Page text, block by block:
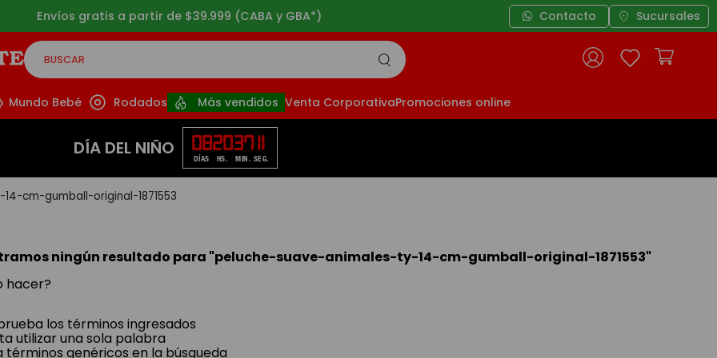
Envíos gratis a partir de $39.999 (CABA y GBA*) Contacto Sucursales
BUSCAR
Mundo Bebé Rodados Más vendidos Venta CorporativaPromociones online
DÍA DEL NIÑO 08
DÍAS
20
HS.
37
MIN.
11
SEG.
cm-gumball-original-1871553
ningún resultado para "peluche-suave-animales-ty-14-cm-gumball-original-1871553"
hacer?
los términos ingresados
utilizar una sola palabra
términos genéricos en la búsqueda